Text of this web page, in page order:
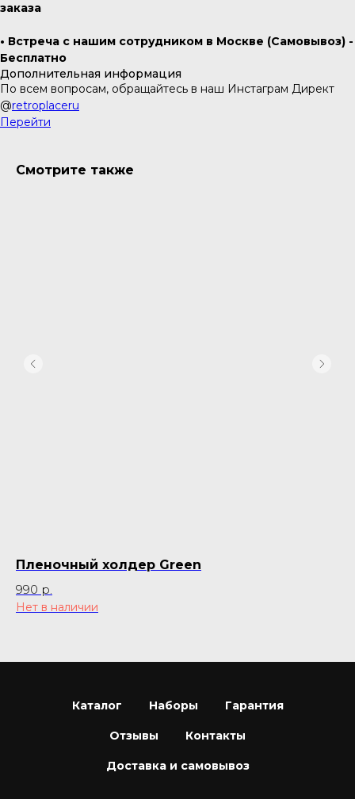
заказа
• Встреча с нашим сотрудником в Москве (Самовывоз) -
Бесплатно
Дополнительная информация
По всем вопросам, обращайтесь в наш Инстаграм Директ
@retroplaceru
Перейти
Смотрите также
Пленочный холдер Green
990 р.
Нет в наличии
Каталог Наборы Гарантия
Отзывы Контакты
Доставка и самовывоз